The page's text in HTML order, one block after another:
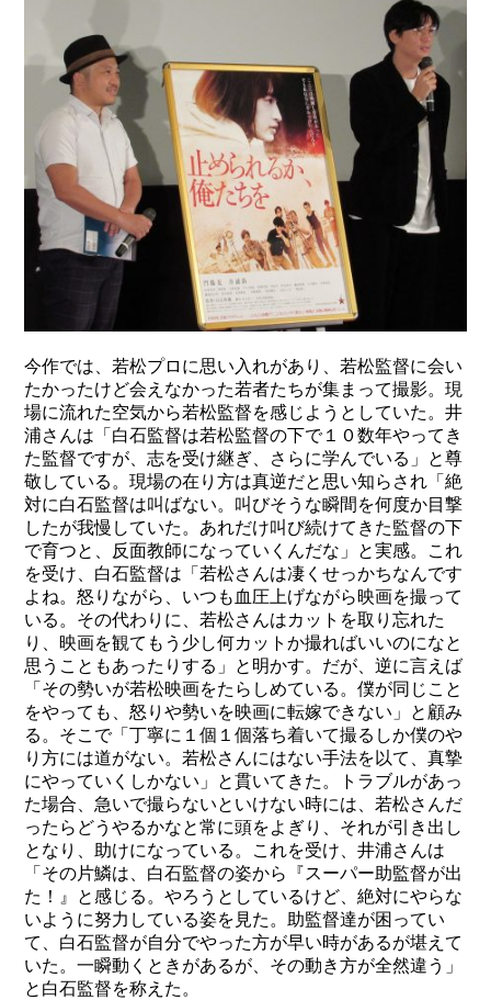
今作では、若松プロに思い入れがあり、若松監督に会い
たかったけど会えなかった若者たちが集まって撮影。現
場に流れた空気から若松監督を感じようとしていた。井
浦さんは「白石監督は若松監督の下で１０数年やってき
た監督ですが、志を受け継ぎ、さらに学んでいる」と尊
敬している。現場の在り方は真逆だと思い知らされ「絶
対に白石監督は叫ばない。叫びそうな瞬間を何度か目撃
したが我慢していた。あれだけ叫び続けてきた監督の下
で育つと、反面教師になっていくんだな」と実感。これ
を受け、白石監督は「若松さんは凄くせっかちなんです
よね。怒りながら、いつも血圧上げながら映画を撮って
いる。その代わりに、若松さんはカットを取り忘れた
り、映画を観てもう少し何カットか撮ればいいのになと
思うこともあったりする」と明かす。だが、逆に言えば
「その勢いが若松映画をたらしめている。僕が同じこと
をやっても、怒りや勢いを映画に転嫁できない」と顧み
る。そこで「丁寧に１個１個落ち着いて撮るしか僕のや
り方には道がない。若松さんにはない手法を以て、真摯
にやっていくしかない」と貫いてきた。トラブルがあっ
た場合、急いで撮らないといけない時には、若松さんだ
ったらどうやるかなと常に頭をよぎり、それが引き出し
となり、助けになっている。これを受け、井浦さんは
「その片鱗は、白石監督の姿から『スーパー助監督が出
た！』と感じる。やろうとしているけど、絶対にやらな
いように努力している姿を見た。助監督達が困ってい
て、白石監督が自分でやった方が早い時があるが堪えて
いた。一瞬動くときがあるが、その動き方が全然違う」
と白石監督を称えた。